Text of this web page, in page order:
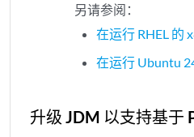
另请参阅：
在运行 RHEL 的
在运行 Ubuntu
升级 JDM 以支持基于